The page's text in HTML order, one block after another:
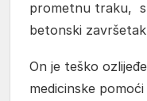
prometnu traku,
betonski
On je teško
medicinske